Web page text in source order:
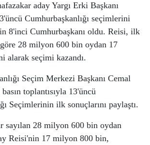
aday Yargı Erki Başkanı
Cumhurbaşkanlığı seçimlerini
8'inci Cumhurbaşkanı oldu. Reisi, ilk
28 milyon 600 bin oydan 17
alarak seçimi kazandı.
Seçim Merkezi Başkanı Cemal
toplantısıyla 13'üncü
Seçimlerinin ilk sonuçlarını paylaştı.
sayılan 28 milyon 600 bin oydan
Reisi'nin 17 milyon 800 bin,